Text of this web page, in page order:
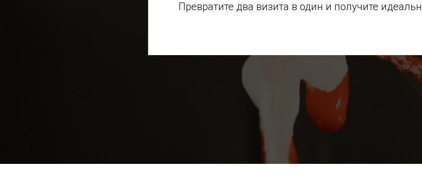
Превратите два визита в один и получите